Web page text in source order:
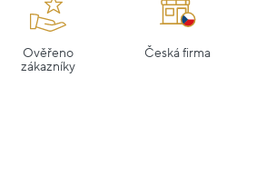
Ověřeno
zákazníky
Česká firma